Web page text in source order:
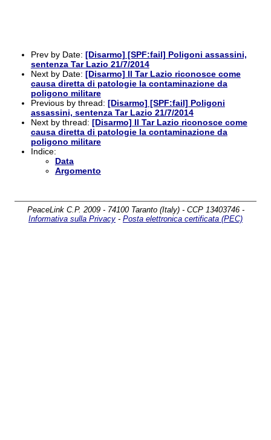
Prev by Date: [Disarmo] [SPF:fail] Poligoni assassini,
sentenza Tar Lazio 21/7/2014
Next by Date: [Disarmo] Il Tar Lazio riconosce come
causa diretta di patologie la contaminazione da
poligono militare
Previous by thread: [Disarmo] [SPF:fail] Poligoni
assassini, sentenza Tar Lazio 21/7/2014
Next by thread: [Disarmo] Il Tar Lazio riconosce come
causa diretta di patologie la contaminazione da
poligono militare
Indice:
Data
Argomento
PeaceLink C.P. 2009 - 74100 Taranto (Italy) - CCP 13403746 -
Informativa sulla Privacy - Posta elettronica certificata (PEC)